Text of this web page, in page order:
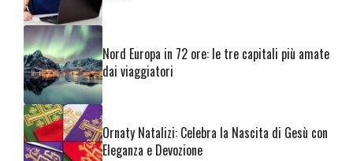
Nord Europa in 72 ore: le tre capitali più amate
dai viaggiatori
Ornaty Natalizi: Celebra la Nascita di Gesù con
Eleganza e Devozione